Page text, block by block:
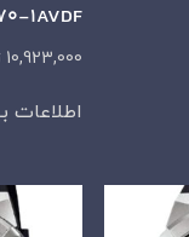
1AVDF
10,923,000
اطلاعات